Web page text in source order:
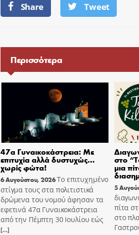
Share Tweet
Περισσότερα
47α Γυναικοκάστρεια: Με
επιτυχία αλλά δυστυχώς…
χωρίς φώτα!
6 Αυγούστου, 2026Το επιτυχημένο
στίγμα τους στα πολιτιστικά
δρώμενα του νομού άφησαν τα
εφετινά 47α Γυναικοκάστρεια
από την Πέμπτη 30 Ιουλίου εώς
[…]
στο
μια
5
πίτα
στο